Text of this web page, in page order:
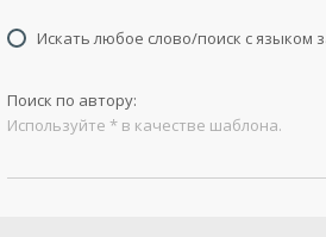
Искать любое слово/поиск с языком
Поиск по автору:
Используйте * в качестве шаблона.